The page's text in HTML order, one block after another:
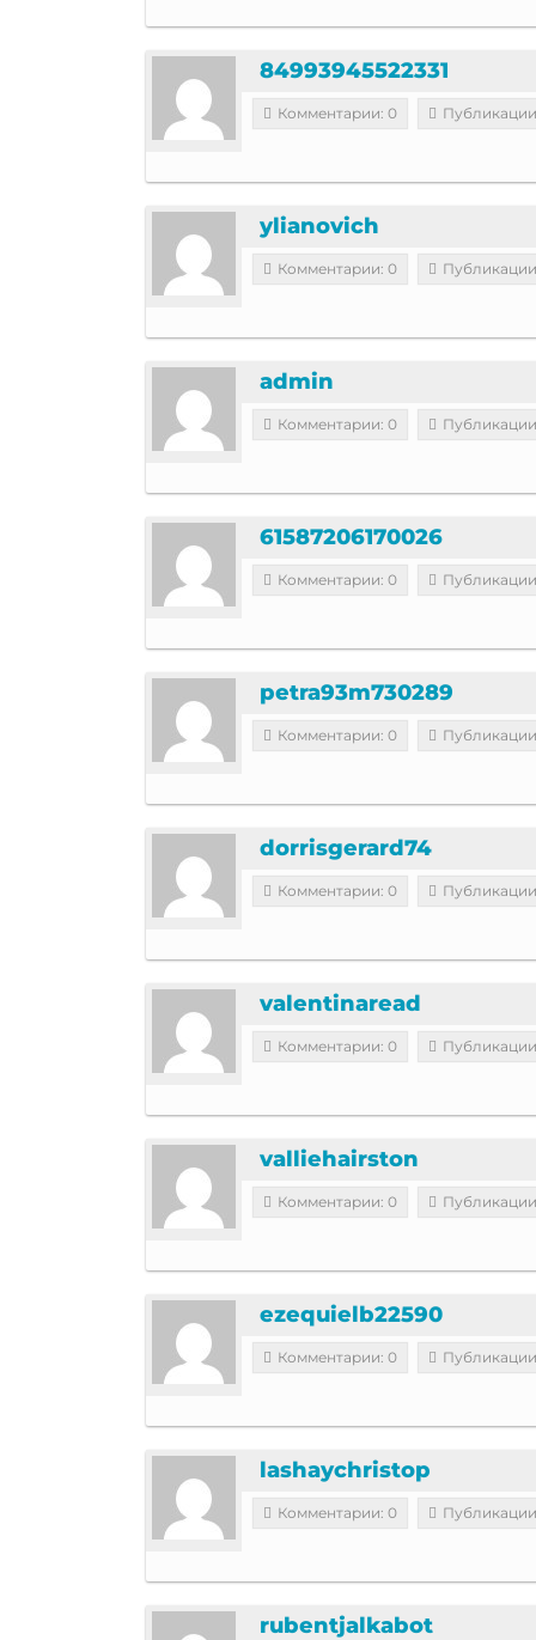
84993945522331
Комментарии: 0
ylianovich
Комментарии: 0
admin
Комментарии: 0
61587206170026
Комментарии: 0
petra93m730289
Комментарии: 0
dorrisgerard74
Комментарии: 0
valentinaread
Комментарии: 0
valliehairston
Комментарии: 0
ezequielb22590
Комментарии: 0
lashaychristop
Комментарии: 0
rubentjalkabot